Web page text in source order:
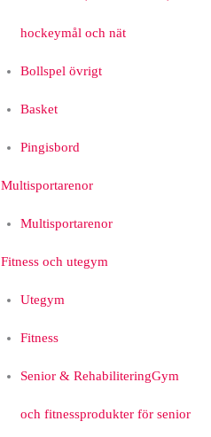
hockeymål och nät
Bollspel övrigt
Basket
Pingisbord
Multisportarenor
Multisportarenor
Fitness och utegym
Utegym
Fitness
Senior & RehabiliteringGym
och fitnessprodukter för senior